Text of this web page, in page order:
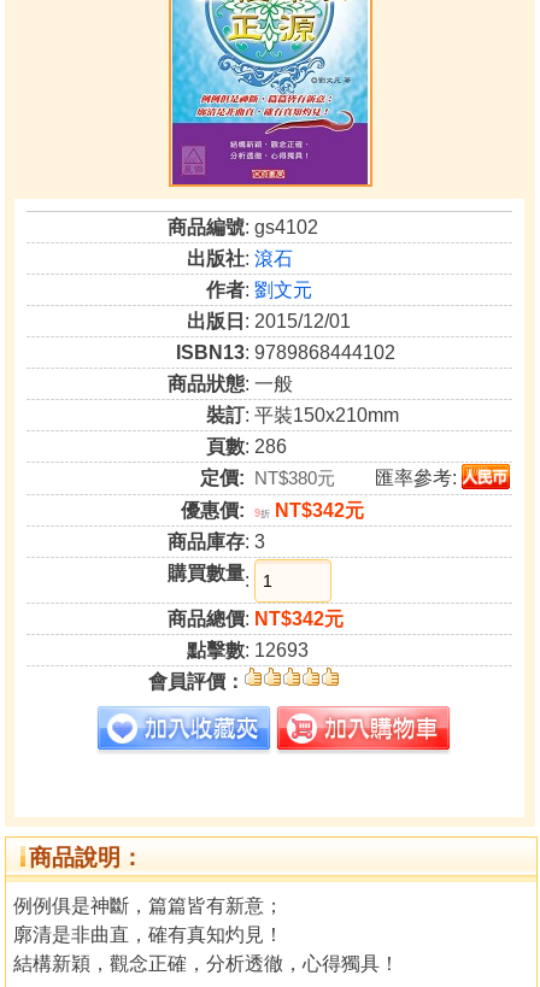
商品編號: gs4102
出版社:滾石
作者:劉文元
出版日 : 2015/12/01
ISBN13: 9789868444102
商品狀態: 一般
裝訂: 平裝150x210mm
頁數: 286
定價: NT$380元
匯率參考:
優惠價:
9折
NT$342元
商品庫存: 3
購買數量:
商品總價: NT$342元
點擊數: 12693
會員評價：
商品說明：
例例俱是神斷，篇篇皆有新意；
廓清是非曲直，確有真知灼見！
結構新穎，觀念正確，分析透徹，心得獨具！